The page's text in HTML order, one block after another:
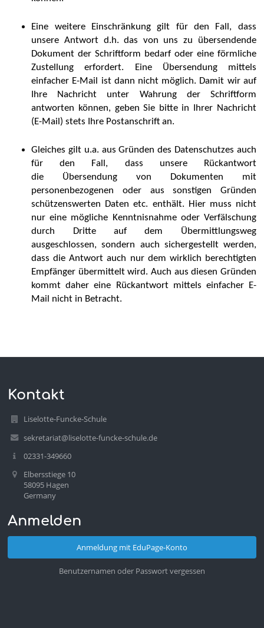
Eine weitere Einschränkung gilt für den Fall, dass
unsere Antwort d.h. das von uns zu übersendende
Dokument der Schriftform bedarf oder eine förmliche
Zustellung erfordert. Eine Übersendung mittels
einfacher E-Mail ist dann nicht möglich. Damit wir auf
Ihre Nachricht unter Wahrung der Schriftform
antworten können, geben Sie bitte in Ihrer Nachricht
(E-Mail) stets Ihre Postanschrift an.
Gleiches gilt u.a. aus Gründen des Datenschutzes auch
für den Fall, dass unsere Rückantwort
die Übersendung von Dokumenten mit
personenbezogenen oder aus sonstigen Gründen
schützenswerten Daten etc. enthält. Hier muss nicht
nur eine mögliche Kenntnisnahme oder Verfälschung
durch Dritte auf dem Übermittlungsweg
ausgeschlossen, sondern auch sichergestellt werden,
dass die Antwort auch nur dem wirklich berechtigten
Empfänger übermittelt wird. Auch aus diesen Gründen
kommt daher eine Rückantwort mittels einfacher E-
Mail nicht in Betracht.
Kontakt
Liselotte-Funcke-Schule
sekretariat@liselotte-funcke-schule.de
02331-349660
Elbersstiege 10
58095 Hagen
Germany
Anmelden
Anmeldung mit EduPage-Konto
Benutzernamen oder Passwort vergessen